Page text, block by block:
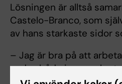
Lösningen är alltså
Castelo-Branco, som
av hans starkaste sidor
– Jag är bra på att
andra, både inom och
forskargrupp. Forskning